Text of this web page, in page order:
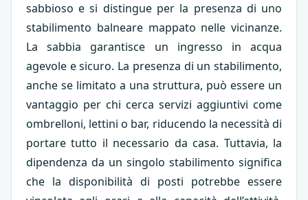
sabbioso e si distingue per la presenza di uno
stabilimento balneare mappato nelle vicinanze.
La sabbia garantisce un ingresso in acqua
agevole e sicuro. La presenza di un stabilimento,
anche se limitato a una struttura, può essere un
vantaggio per chi cerca servizi aggiuntivi come
ombrelloni, lettini o bar, riducendo la necessità di
portare tutto il necessario da casa. Tuttavia, la
dipendenza da un singolo stabilimento significa
che la disponibilità di posti potrebbe essere